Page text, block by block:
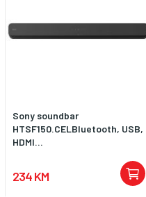
Sony soundbar
HTSF150.CELBluetooth, USB,
HDMI...
234 KM